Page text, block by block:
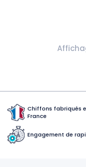
Chiffons fabriqués
France
Engagement de